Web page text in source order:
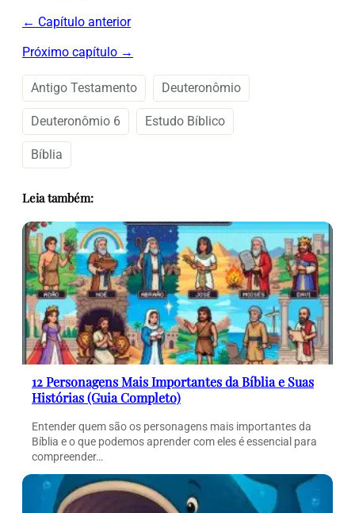
← Capítulo anterior
Próximo capítulo →
Antigo Testamento Deuteronômio
Deuteronômio 6 Estudo Bíblico
Bíblia
Leia também:
12 Personagens Mais Importantes da Bíblia e Suas
Histórias (Guia Completo)
Entender quem são os personagens mais importantes da
Bíblia e o que podemos aprender com eles é essencial para
compreender…